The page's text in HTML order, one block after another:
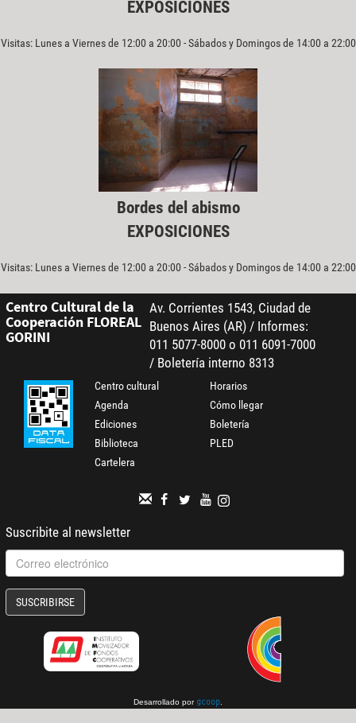
EXPOSICIONES
Visitas: Lunes a Viernes de 12:00 a 20:00 - Sábados y Domingos de 14:00 a 22:00
Bordes del abismo
EXPOSICIONES
Visitas: Lunes a Viernes de 12:00 a 20:00 - Sábados y Domingos de 14:00 a 22:00
Centro Cultural de la
Cooperación FLOREAL
GORINI
Av. Corrientes 1543, Ciudad de
Buenos Aires (AR) / Informes:
011 5077-8000 o 011 6091-7000
/ Boletería interno 8313
Centro cultural
Agenda
Ediciones
Biblioteca
Cartelera
Horarios
Cómo llegar
Boletería
PLED
Suscribite al newsletter
SUSCRIBIRSE
Desarrollado por gcoop